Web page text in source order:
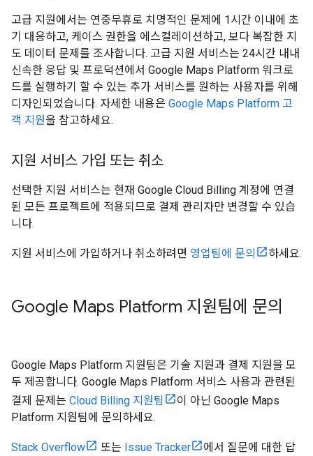
고급 지원에서는 연중무휴로 치명적인 문제에 1시간 이내에 초
기 대응하고, 케이스 권한을 에스컬레이션하고, 보다 복잡한 지
도 데이터 문제를 조사합니다. 고급 지원 서비스는 24시간 내내
신속한 응답 및 프로덕션에서 Google Maps Platform 워크로
드를 실행하기 할 수 있는 추가 서비스를 원하는 사용자를 위해
디자인되었습니다. 자세한 내용은 Google Maps Platform 고
객 지원을 참고하세요.
지원 서비스 가입 또는 취소
선택한 지원 서비스는 현재 Google Cloud Billing 계정에 연결
된 모든 프로젝트에 적용되므로 결제 관리자만 변경할 수 있습
니다.
지원 서비스에 가입하거나 취소하려면 영업팀에 문의 하세요.
Google Maps Platform 지원팀에 문의
Google Maps Platform 지원팀은 기술 지원과 결제 지원을 모
두 제공합니다. Google Maps Platform 서비스 사용과 관련된
결제 문제는 Cloud Billing 지원팀
이 아닌 Google Maps
Platform 지원팀에 문의하세요.
Stack Overflow 또는 Issue Tracker
에서 질문에 대한 답